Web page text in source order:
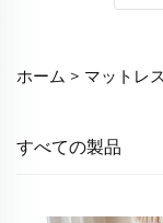
ホーム > マットレ
すべての製品